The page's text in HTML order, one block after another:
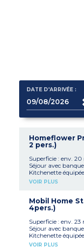
DATE D'ARRIVÉE :
Homeflower
2 pers.)
Superficie : env. 20
Séjour avec
Kitchenette
réfrigérateur/
1 chambre avec 1
1 salle d’eau avec
WC séparés
Terrasse semi-
plancha
Climatisation
Capacité max. 2
VOIR PLUS
Mobil Home
4pers.)
Superficie : env. 23
Séjour avec
Kitchenette
réfrigérateur,
VOIR PLUS